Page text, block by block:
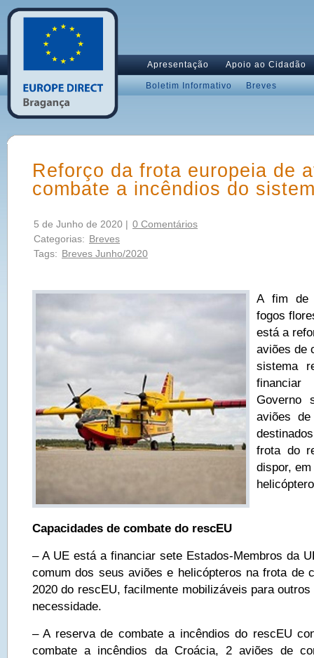
Apresentação Apoio ao Cidadão
Boletim Informativo Breves
Reforço da frota europeia de
combate a incêndios do
5 de Junho de 2020 | 0 Comentários
Categorias: Breves
Tags: Breves Junho/2020
A fim de
fogos
está a
aviões de
sistema
Governo
aviões
frota do
dispor,
Capacidades de combate do rescEU
– A UE está a financiar sete Estados-Membros da
comum dos seus aviões e helicópteros na frota de
2020 do rescEU, facilmente mobilizáveis para
necessidade.
– A reserva de combate a incêndios do rescEU
combate a incêndios da Croácia, 2 aviões de